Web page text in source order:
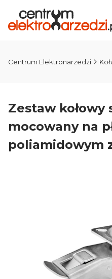
Centrum Elektronarzedzi
Zestaw kołowy
mocowany na
poliamidowym